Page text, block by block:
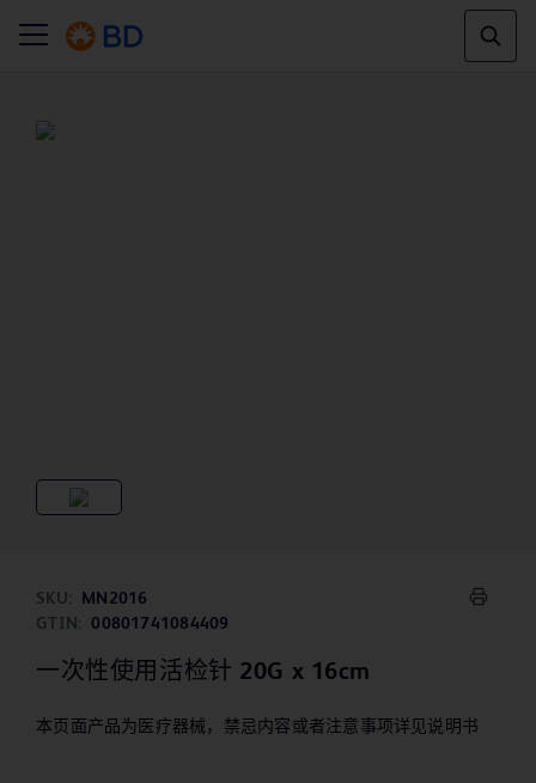
SKU:
MN2016
GTIN:
00801741084409
一次性使用活检针 20G x 16cm
本页面产品为医疗器械，禁忌内容或者注意事项详见说明书